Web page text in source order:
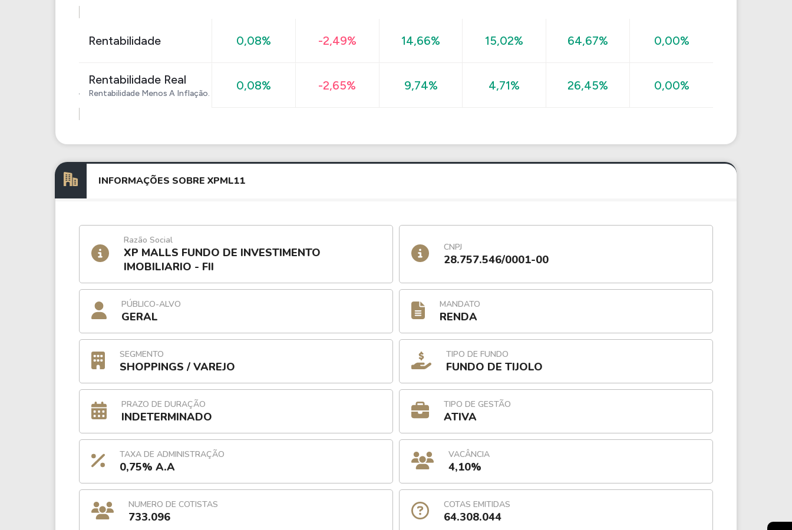
Rentabilidade 0,08% -2,49% 14,66% 15,02% 64,67% 0,00%
Rentabilidade Real
Rentabilidade Menos A Inflação.
0,08% -2,65% 9,74% 4,71% 26,45% 0,00%
INFORMAÇÕES SOBRE XPML11
Razão Social
XP MALLS FUNDO DE INVESTIMENTO
IMOBILIARIO - FII
CNPJ
28.757.546/0001-00
PÚBLICO-ALVO
GERAL
MANDATO
RENDA
SEGMENTO
SHOPPINGS / VAREJO
TIPO DE FUNDO
FUNDO DE TIJOLO
PRAZO DE DURAÇÃO
INDETERMINADO
TIPO DE GESTÃO
ATIVA
TAXA DE ADMINISTRAÇÃO
0,75% A.A
VACÂNCIA
4,10%
NUMERO DE COTISTAS
733.096
COTAS EMITIDAS
64.308.044